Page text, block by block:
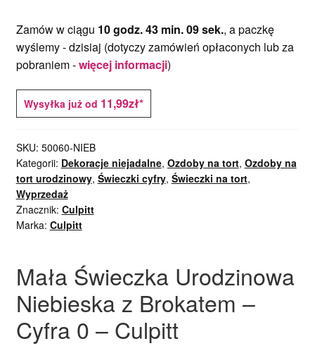
Zamów w ciągu 10 godz. 43 min. 09 sek., a paczkę
wyślemy -dzisiaj (dotyczy zamówień opłaconych lub za
pobraniem -więcej informacji)
Wysyłka już od 11,99zł*
SKU: 50060-NIEB
Kategorii: Dekoracje niejadalne, Ozdoby na tort, Ozdoby na
tort urodzinowy, Świeczki cyfry, Świeczki na tort,
Wyprzedaż
Znacznik: Culpitt
Marka: Culpitt
Mała Świeczka Urodzinowa
Niebieska z Brokatem –
Cyfra 0 – Culpitt